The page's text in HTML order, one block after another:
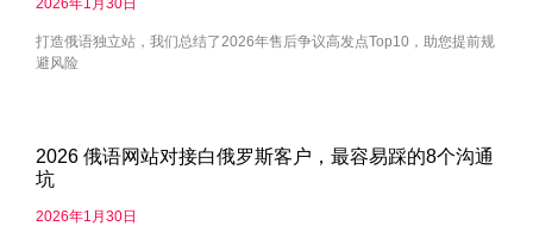
2026年1月30日
打造俄语独立站，我们总结了2026年售后争议高发点Top10，助您提前规
避风险
2026 俄语网站对接白俄罗斯客户，最容易踩的8个沟通
坑
2026年1月30日